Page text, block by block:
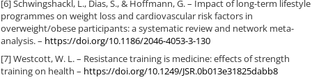
[6] Schwingshackl, L., Dias, S., & Hoffmann, G. – Impact of long-term lifestyle
programmes on weight loss and cardiovascular risk factors in
overweight/obese participants: a systematic review and network meta-
analysis. – https://doi.org/10.1186/2046-4053-3-130
[7] Westcott, W. L. – Resistance training is medicine: effects of strength
training on health – https://doi.org/10.1249/JSR.0b013e31825dabb8